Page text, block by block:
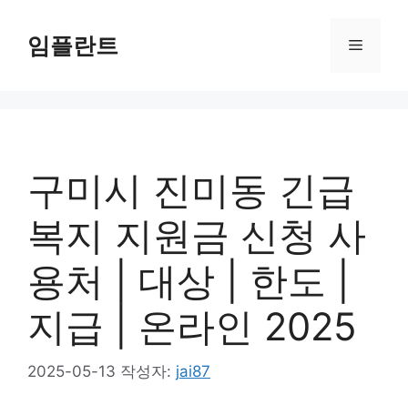
임플란트 메
구미시 진미동 긴급
복지 지원금 신청 사
용처 | 대상 | 한도 |
지급 | 온라인 2025
2025-05-13 작성자: jai87